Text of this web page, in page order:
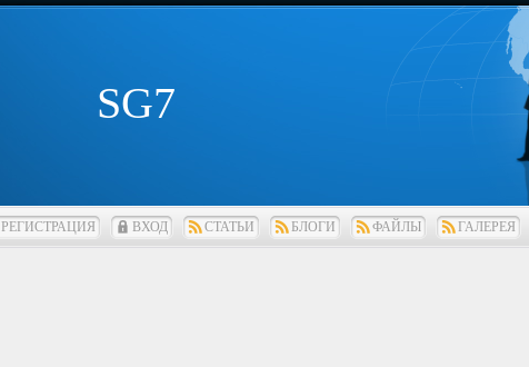
SG7
РЕГИСТРАЦИЯ ВХОД СТАТЬИ БЛОГИ ФАЙЛЫ ГАЛЕРЕЯ